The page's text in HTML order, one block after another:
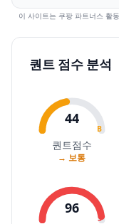
2026.07.28
33500
2026.07.31
3395039150
2026.08.04
3765038850
2026.08.05
37800 39300
2026.08.06
3945039850
2026.08.07
37500
이 사이트는 쿠팡 파트너스 활
퀀트 점수 분석
44
B
퀀트점수
→ 보통
96
S